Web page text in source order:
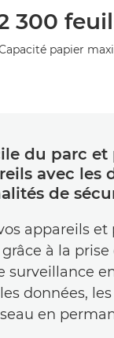
300
papier
du parc
avec les
de
appareils et
à la
surveillance
données,
en